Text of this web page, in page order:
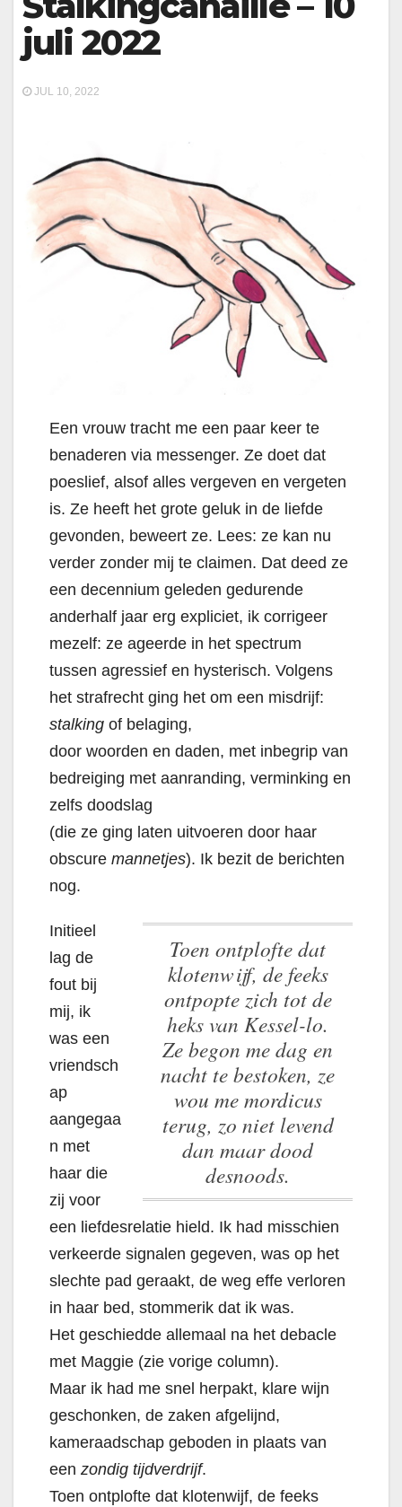
juli 2022
JUL 10, 2022
Een vrouw tracht me een paar keer te
benaderen via messenger. Ze doet dat
poeslief, alsof alles vergeven en vergeten
is. Ze heeft het grote geluk in de liefde
gevonden, beweert ze. Lees: ze kan nu
verder zonder mij te claimen. Dat deed ze
een decennium geleden gedurende
anderhalf jaar erg expliciet, ik corrigeer
mezelf: ze ageerde in het spectrum
tussen agressief en hysterisch. Volgens
het strafrecht ging het om een misdrijf:
stalking of belaging,
door woorden en daden, met inbegrip van
bedreiging met aanranding, verminking en
zelfs doodslag
(die ze ging laten uitvoeren door haar
obscure mannetjes). Ik bezit de berichten
nog.
Toen ontplofte dat
klotenwijf, de feeks
ontpopte zich tot de
heks van Kessel-lo.
Ze begon me dag en
nacht te bestoken, ze
wou me mordicus
terug, zo niet levend
dan maar dood
desnoods.
Initieel
lag de
fout bij
mij, ik
was een
vriendsch
ap
aangegaa
n met
haar die
zij voor
een liefdesrelatie hield. Ik had misschien
verkeerde signalen gegeven, was op het
slechte pad geraakt, de weg effe verloren
in haar bed, stommerik dat ik was.
Het geschiedde allemaal na het debacle
met Maggie (zie vorige column).
Maar ik had me snel herpakt, klare wijn
geschonken, de zaken afgelijnd,
kameraadschap geboden in plaats van
een zondig tijdverdrijf.
Toen ontplofte dat klotenwijf, de feeks